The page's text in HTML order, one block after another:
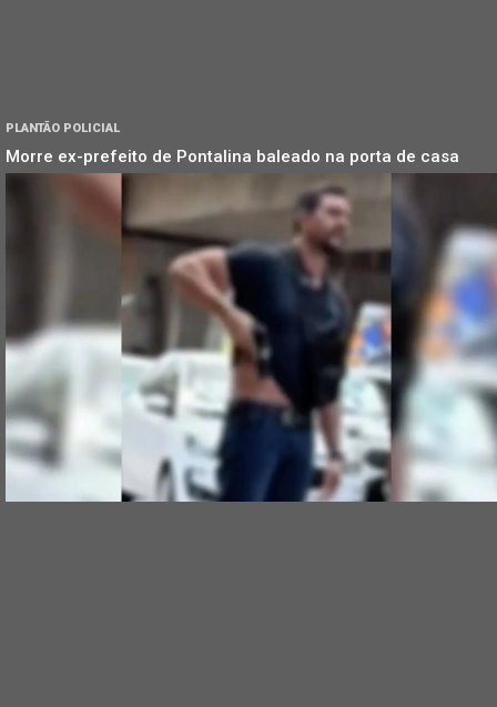
PLANTÃO POLICIAL
Morre ex-prefeito de Pontalina baleado na porta de casa